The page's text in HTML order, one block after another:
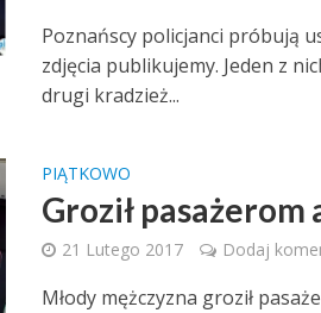
Poznańscy policjanci próbują
zdjęcia publikujemy. Jeden z
drugi kradzież...
PIĄTKOWO
Groził pasażerom
21 Lutego 2017 Dodaj
Młody mężczyzna groził